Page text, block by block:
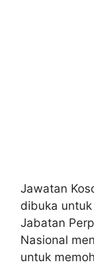
Jawatan
dibuka
Jabatan
Nasional
untuk